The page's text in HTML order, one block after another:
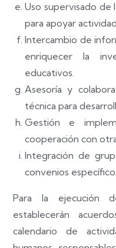
Uso supervisado de
para apoyar
Intercambio de
enriquecer la
educativos.
Asesoría y
técnica para
Gestión e
cooperación con
Integración de
convenios
Para la ejecución
establecerán
calendario de